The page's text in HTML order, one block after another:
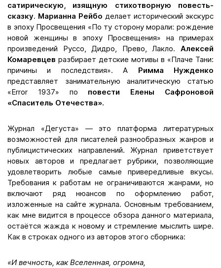
сатирическую, изящную стихотворную повесть-
сказку. Марианна Рейбо делает исторический экскурс
в эпоху Просвещения «По ту сторону морали: рождение
новой женщины в эпоху Просвещения» на примерах
произведений Руссо, Дидро, Прево, Лакло. Алексей
Комаревцев разбирает детские мотивы в «Плаче Тани:
причины и последствия». А Римма Нужденко
представляет занимательную аналитическую статью
«Еrror 1937» по повести Елены Сафроновой
«Спаситель Отечества».
Журнал «Дегуста» — это платформа литературных
возможностей для писателей разнообразных жанров и
публицистических направлений. Журнал приветствует
новых авторов и предлагает рубрики, позволяющие
удовлетворить любые самые привередливые вкусы.
Требования к работам не ограничиваются жанрами, но
включают ряд нюансов по оформлению работ,
изложенные на сайте журнала. Основным требованием,
как мне видится в процессе обзора данного материала,
остаётся жажда к новому и стремление мыслить шире.
Как в строках одного из авторов этого сборника:
«И вечность, как Вселенная, огромна,